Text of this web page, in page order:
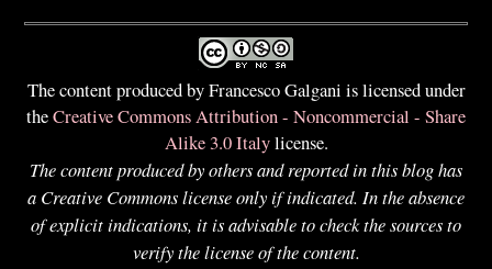
The content produced by Francesco Galgani is licensed under
theCreative Commons Attribution - Noncommercial - Share
Alike 3.0 Italylicense.
The content produced by others and reported in this blog has
a Creative Commons license only if indicated. In the absence
of explicit indications, it is advisable to check the sources to
verify the license of the content.